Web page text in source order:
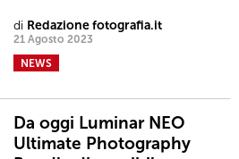
di Redazione fotografia.it
21 Agosto 2023
NEWS
Da oggi Luminar NEO
Ultimate Photography